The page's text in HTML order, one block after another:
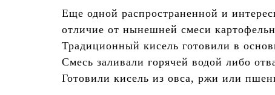
Еще одной распространенной и
отличие от нынешней смеси
Традиционный кисель готовили в
Смесь заливали горячей водой либо
Готовили кисель из овса, ржи или